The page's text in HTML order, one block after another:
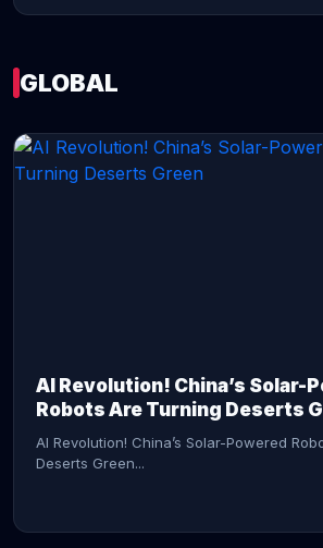
GLOBAL
AI Revolution! China’s Solar-
Robots Are Turning Deserts
AI Revolution! China’s Solar-Powered
Deserts Green...